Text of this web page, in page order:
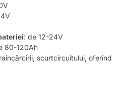
: de 12-24V
80-120Ah
scurtcircuitului, oferind